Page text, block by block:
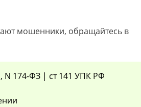
мошенники, обращайтесь в
N 174-ФЗ | ст 141 УПК РФ